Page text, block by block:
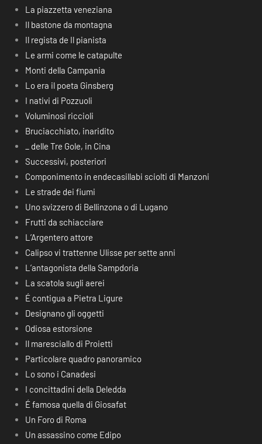
La piazzetta veneziana
Il bastone da montagna
Il regista de Il pianista
Le armi come le catapulte
Monti della Campania
Lo era il poeta Ginsberg
I nativi di Pozzuoli
Voluminosi riccioli
Bruciacchiato, inaridito
_ delle Tre Gole, in Cina
Successivi, posteriori
Componimento in endecasillabi sciolti di Manzoni
Le strade dei fiumi
Uno svizzero di Bellinzona o di Lugano
Frutti da schiacciare
L’Argentero attore
Calipso vi trattenne Ulisse per sette anni
L’antagonista della Sampdoria
La scatola sugli aerei
É contigua a Pietra Ligure
Designano gli oggetti
Odiosa estorsione
Il maresciallo di Proietti
Particolare quadro panoramico
Lo sono i Canadesi
I concittadini della Deledda
É famosa quella di Giosafat
Un Foro di Roma
Un assassino come Edipo